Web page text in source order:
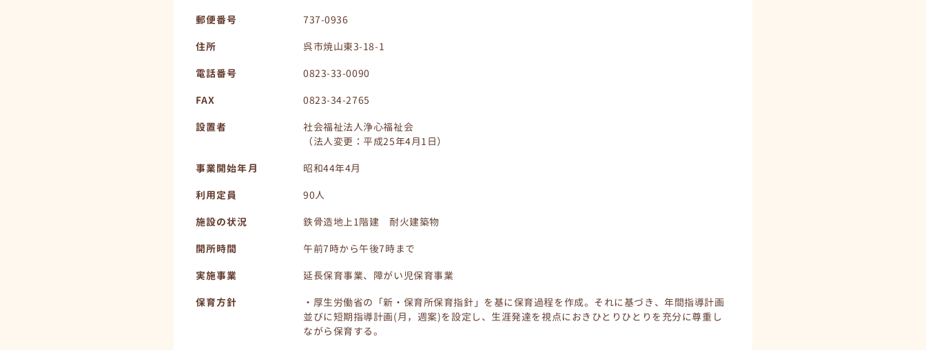
郵便番号 737-0936
住所 呉市焼山東3-18-1
電話番号 0823-33-0090
FAX 0823-34-2765
設置者
社会福祉法人浄心福祉会
（法人変更：平成25年4月1日）
事業開始年月 昭和44年4月
利用定員 90人
施設の状況 鉄骨造地上1階建 耐火建築物
開所時間 午前7時から午後7時まで
実施事業 延長保育事業、障がい児保育事業
保育方針
・厚生労働省の「新・保育所保育指針」を基に保育過程を作成。それに基づき、年間指導計画
並びに短期指導計画(月，週案)を設定し、生涯発達を視点におきひとりひとりを充分に尊重し
ながら保育する。